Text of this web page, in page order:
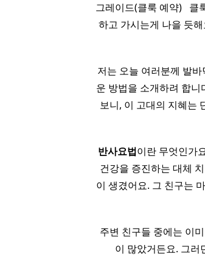
그레이드(클룩 예약) ​ ​ 클
하고 가시는게 나을 듯
저는 오늘 여러분께 발
운 방법을 소개하려 합니
보니, 이 고대의 지혜는
반사요법이란 무엇인가요
건강을 증진하는 대체
이 생겼어요. 그 친구는
주변 친구들 중에는 이
이 많았거든요. 그러